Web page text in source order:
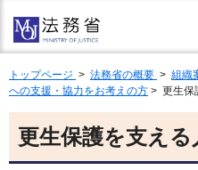
トップページ > 法務省の概要 > 組織
への支援・協力をお考えの方 > 更生保
更生保護を支える